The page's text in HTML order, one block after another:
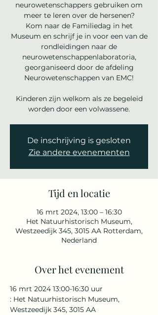
neurowetenschappers gebruiken om
meer te leren over de hersenen?
Kom naar de Familiedag in het
Museum en schrijf je in voor een van de
rondleidingen naar de
neurowetenschappenlaboratoria,
georganiseerd door de afdeling
Neurowetenschappen van EMC!
Kinderen zijn welkom als ze begeleid
De inschrijving is gesloten
Zie andere evenementen
Tijd en locatie
16 mrt 2024, 13:00 – 16:30
Het Natuurhistorisch Museum,
Westzeedijk 345, 3015 AA Rotterdam,
Nederland
Over het evenement
16 mrt 2024 13:00-16:30 uur
: Het Natuurhistorisch Museum,
Westzeedijk 345, 3015 AA